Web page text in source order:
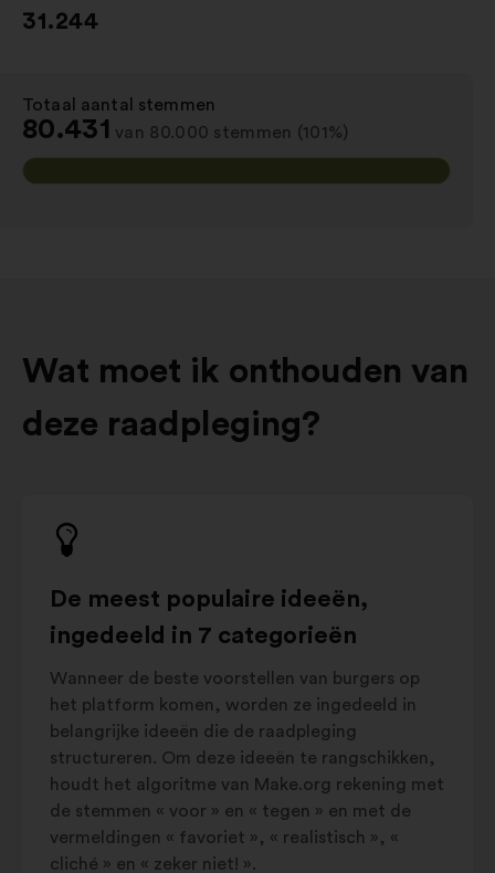
31.244
Totaal aantal stemmen
80.431 van 80.000 stemmen (101%)
Wat moet ik onthouden van
deze raadpleging?
De meest populaire ideeën,
ingedeeld in 7 categorieën
Wanneer de beste voorstellen van burgers op
het platform komen, worden ze ingedeeld in
belangrijke ideeën die de raadpleging
structureren. Om deze ideeën te rangschikken,
houdt het algoritme van Make.org rekening met
de stemmen « voor » en « tegen » en met de
vermeldingen « favoriet », « realistisch », «
cliché » en « zeker niet! ».